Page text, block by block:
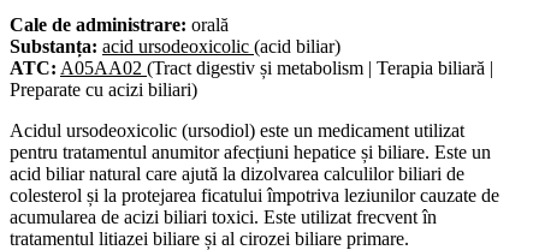
Cale de administrare: orală
Substanța: acid ursodeoxicolic (acid biliar)
ATC: A05AA02 (Tract digestiv și metabolism | Terapia biliară |
Preparate cu acizi biliari)
Acidul ursodeoxicolic (ursodiol) este un medicament utilizat
pentru tratamentul anumitor afecțiuni hepatice și biliare. Este un
acid biliar natural care ajută la dizolvarea calculilor biliari de
colesterol și la protejarea ficatului împotriva leziunilor cauzate de
acumularea de acizi biliari toxici. Este utilizat frecvent în
tratamentul litiazei biliare și al cirozei biliare primare.